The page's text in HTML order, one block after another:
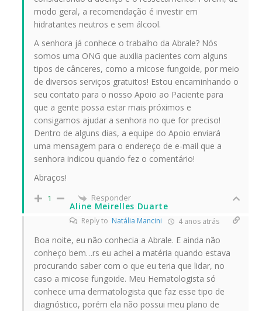
modo geral, a recomendação é investir em
hidratantes neutros e sem álcool.
A senhora já conhece o trabalho da Abrale? Nós
somos uma ONG que auxilia pacientes com alguns
tipos de cânceres, como a micose fungoide, por meio
de diversos serviços gratuitos! Estou encaminhando o
seu contato para o nosso Apoio ao Paciente para
que a gente possa estar mais próximos e
consigamos ajudar a senhora no que for preciso!
Dentro de alguns dias, a equipe do Apoio enviará
uma mensagem para o endereço de e-mail que a
senhora indicou quando fez o comentário!
Abraços!
1 Responder
Aline Meirelles Duarte
Reply to Natália Mancini 4 anos atrás
Boa noite, eu não conhecia a Abrale. E ainda não
conheço bem…rs eu achei a matéria quando estava
procurando saber com o que eu teria que lidar, no
caso a micose fungoide. Meu Hematologista só
conhece uma dermatologista que faz esse tipo de
diagnóstico, porém ela não possui meu plano de